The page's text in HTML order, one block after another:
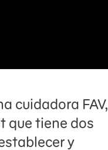
cuidadora FAV,
que tiene dos
y